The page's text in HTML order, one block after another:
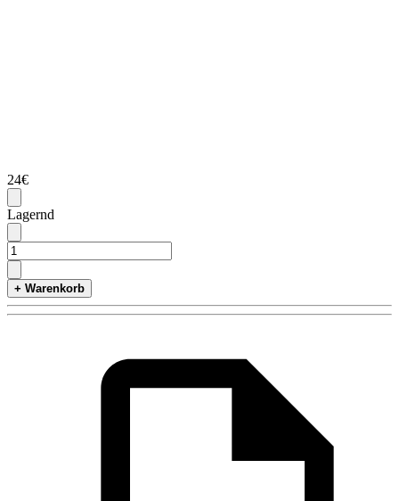
24€
Lagernd
+ Warenkorb